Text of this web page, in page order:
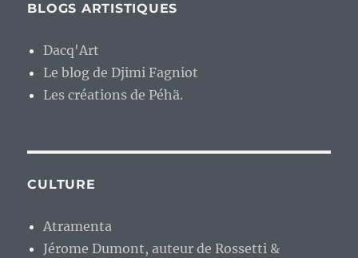
BLOGS ARTISTIQUES
Dacq'Art
Le blog de Djimi Fagniot
Les créations de Péhä.
CULTURE
Atramenta
Jérome Dumont, auteur de Rossetti &